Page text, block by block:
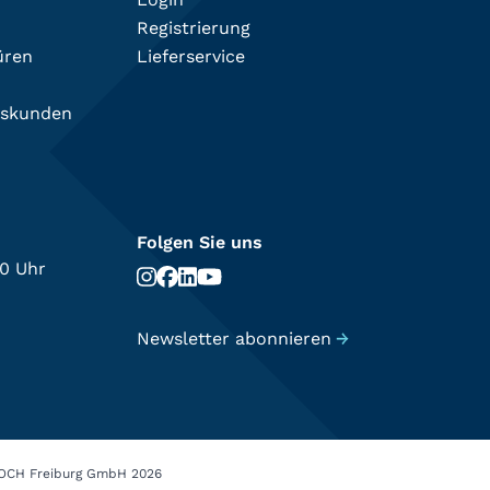
Registrierung
Lieferservice
Uhr
Folgen Sie uns
Newsletter abonnieren →
Freiburg GmbH 2026